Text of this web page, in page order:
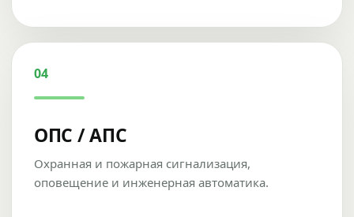
04
ОПС / АПС
Охранная и пожарная сигнализация,
оповещение и инженерная автоматика.